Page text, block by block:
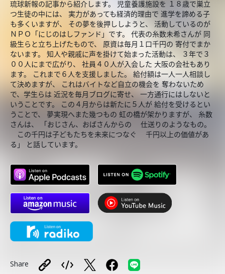
琉球新報の記事から紹介します。 児童養護施設を １８歳で巣立
つ生徒の中には、 実力があっても経済的理由で 進学を諦める子
も多くいますが、 その夢を後押ししようと、 活動しているのが
ＮＰＯ「にじのはしファンド」です。 代表の糸数未希さんが 同
級生らと立ち上げたもので、 原資は毎月１口千円の 寄付でまか
ないます。 知人や親戚に声を掛けて始まった活動は、 ３年で３
００人にまで広がり、 社員４０人が入会した 大阪の会社もあり
ます。 これまで６人を支援しました。 給付額は一人一人相談し
て決めますが、 これはバイトなど自立の機会を 奪わないため
で、学生らは 近況を毎月ブログに寄せ、 一方通行にはしないと
いうことです。 この４月からは新たに５人が 給付を受けるとい
うことで、 夢実現へまた幾つもの 虹の橋が架かりますが、 糸数
さんは、 「おじさん、おばさんからの 仕送りのようなもの。
この千円は子どもたちを未来につなぐ 千円以上の価値があ
る」 と話しています。
Share